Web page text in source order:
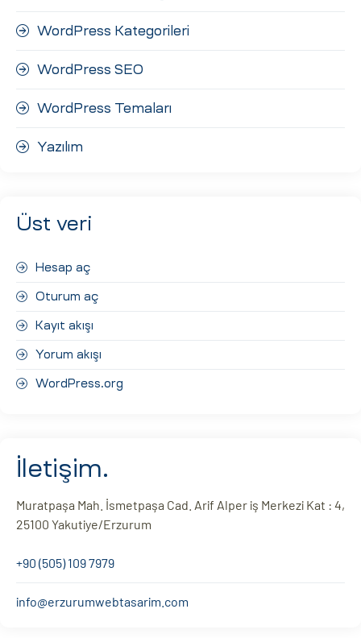
WordPress Kategorileri
WordPress SEO
WordPress Temaları
Yazılım
Üst veri
Hesap aç
Oturum aç
Kayıt akışı
Yorum akışı
WordPress.org
İletişim.
Muratpaşa Mah. İsmetpaşa Cad. Arif Alper iş Merkezi Kat : 4,
25100 Yakutiye/Erzurum
+90 (505) 109 7979
info@erzurumwebtasarim.com